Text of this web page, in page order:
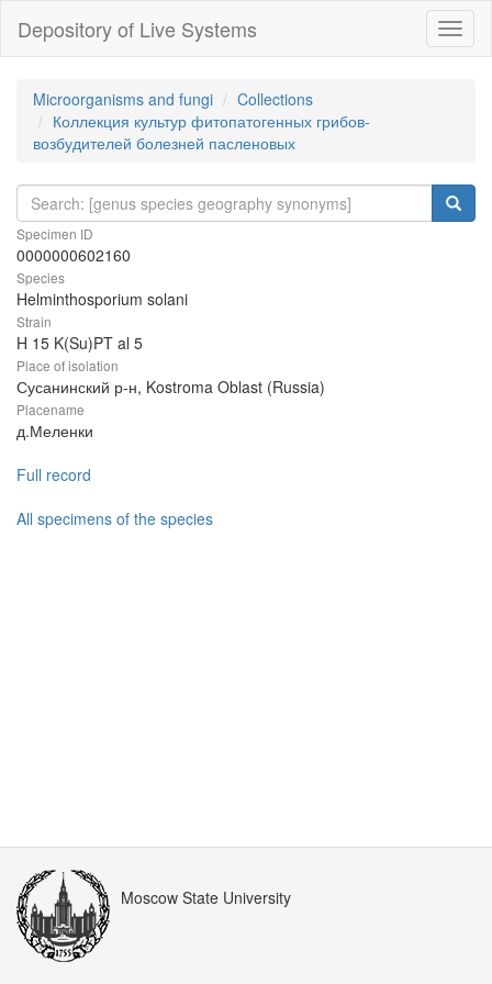
Depository of Live Systems
Microorganisms and fungi
Collections
Коллекция культур фитопатогенных грибов-
возбудителей болезней пасленовых
Specimen ID
0000000602160
Species
Helminthosporium solani
Strain
H 15 K(Su)PT al 5
Place of isolation
Сусанинский р-н, Kostroma Oblast (Russia)
Placename
д.Меленки
Full record
All specimens of the species
Moscow State University